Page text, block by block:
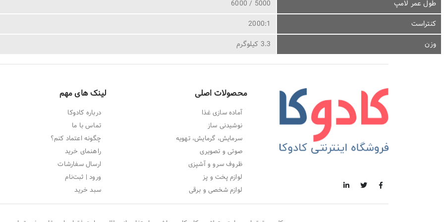
طول عمر لامپ
5000 / 6000
کنتراست
2000:1
وزن
3.3 کیلوگرم
محصولات اصلی
آماده سازی غذا
نوشیدنی ساز
سرمایش، گرمایش، تهویه
صوتی و تصویری
ظروف سرو و آشپزی
لوازم پخت و پز
لوازم شخصی و برقی
لینک های مهم
درباره کادوکا
تماس با ما
چگونه اعتماد کنم؟
راهنمای خرید
ارسال سفارشات
ورود | ثبت‌نام
سبد خرید